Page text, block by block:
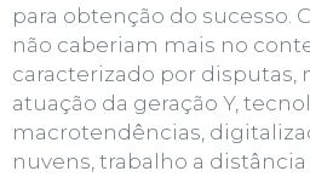
para obtenção do sucesso.
não caberiam mais no
caracterizado por disputas,
atuação da geração Y,
macrotendências,
nuvens, trabalho a distância